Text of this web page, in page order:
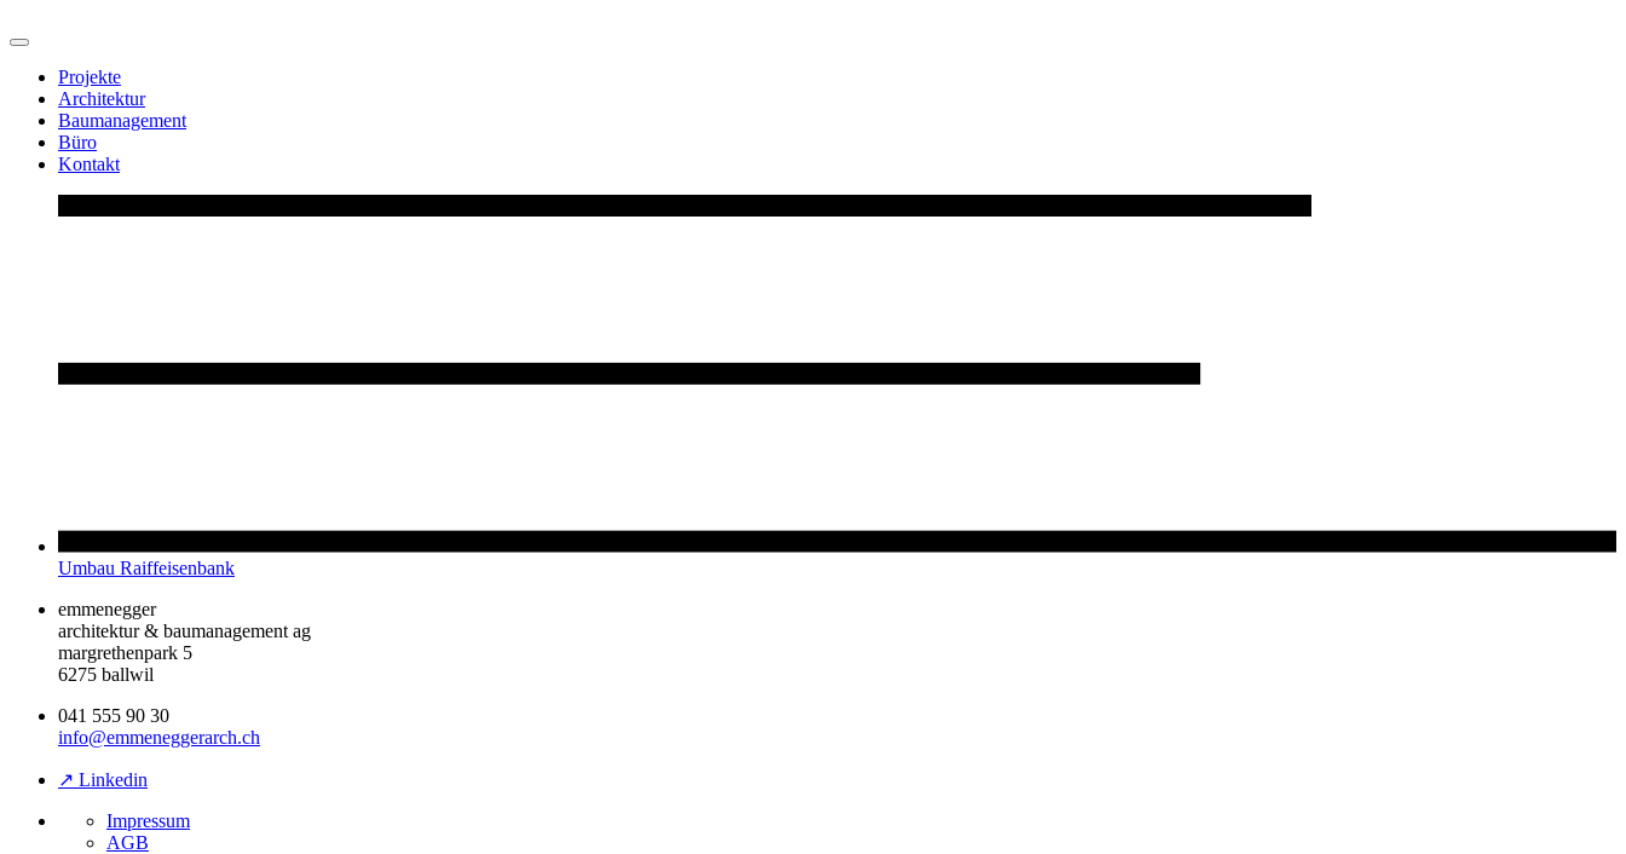
Projekte
Architektur
Baumanagement
Büro
Kontakt
Umbau Raiffeisenbank
emmenegger
architektur & baumanagement ag
margrethenpark 5
6275 ballwil
041 555 90 30
info@emmeneggerarch.ch
↗ Linkedin
Impressum
AGB